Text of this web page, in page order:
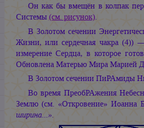
Он как бы вмещён в колпак
Системы(см. рисунок).
В Золотом сечении
Жизни, или сердечная чакра
измерение Сердца, в которое
Обновлена Матерью МираМарией
В Золотом сечении ПиРАмиды
Во время ПреобРАжения
Землю (см. «Откровение» Иоанна
ширина...».